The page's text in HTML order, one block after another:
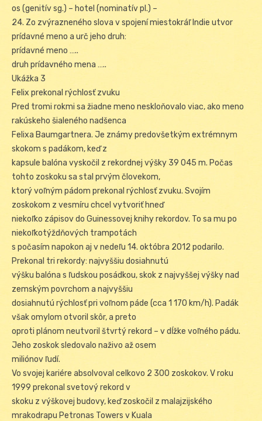
os (genitív sg.) – hotel (nominatív pl.) –
24. Zo zvýrazneného slova v spojení miestokráľ Indie utvor
prídavné meno a urč jeho druh:
prídavné meno …..
druh prídavného mena …..
Ukážka 3
Felix prekonal rýchlosť zvuku
Pred tromi rokmi sa žiadne meno neskloňovalo viac, ako meno
rakúskeho šialeného nadšenca
Felixa Baumgartnera. Je známy predovšetkým extrémnym
skokom s padákom, keď z
kapsule balóna vyskočil z rekordnej výšky 39 045 m. Počas
tohto zoskoku sa stal prvým človekom,
ktorý voľným pádom prekonal rýchlosť zvuku. Svojím
zoskokom z vesmíru chcel vytvoriť hneď
niekoľko zápisov do Guinessovej knihy rekordov. To sa mu po
niekoľkotýždňových trampotách
s počasím napokon aj v nedeľu 14. októbra 2012 podarilo.
Prekonal tri rekordy: najvyššiu dosiahnutú
výšku balóna s ľudskou posádkou, skok z najvyššej výšky nad
zemským povrchom a najvyššiu
dosiahnutú rýchlosť pri voľnom páde (cca 1 170 km/h). Padák
však omylom otvoril skôr, a preto
oproti plánom neutvoril štvrtý rekord – v dĺžke voľného pádu.
Jeho zoskok sledovalo naživo až osem
miliónov ľudí.
Vo svojej kariére absolvoval celkovo 2 300 zoskokov. V roku
1999 prekonal svetový rekord v
skoku z výškovej budovy, keď zoskočil z malajzijského
mrakodrapu Petronas Towers v Kuala